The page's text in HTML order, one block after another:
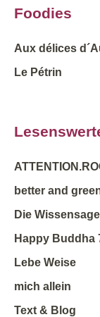
Foodies
Aux délices
Le Pétrin
better and
Die
Happy Buddha
Lebe Weise
mich allein
Text & Blog